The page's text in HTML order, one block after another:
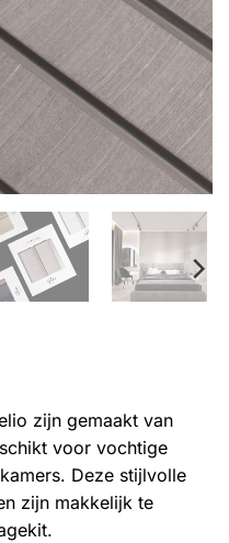
zijn gemaakt van
voor vochtige
Deze stijlvolle
zijn makkelijk te